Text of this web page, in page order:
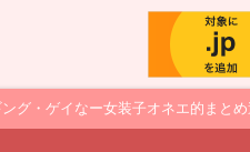
グ・ゲイなー女装子オネエ的まと